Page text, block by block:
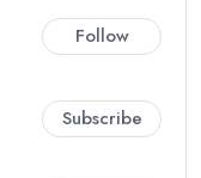
Follow
Subscribe